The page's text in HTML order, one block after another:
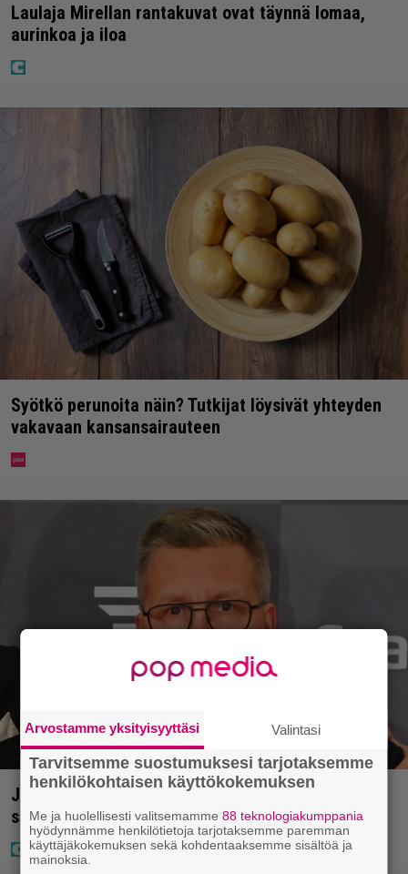
Laulaja Mirellan rantakuvat ovat täynnä lomaa,
aurinkoa ja iloa
Syötkö perunoita näin? Tutkijat löysivät yhteyden
vakavaan kansansairauteen
Jani Sieviseltä harvinainen kuva – ”Kaikki lapset
samaan aikaan”
Arvostamme yksityisyyttäsi Valintasi
Tarvitsemme suostumuksesi tarjotaksemme
henkilökohtaisen käyttökokemuksen
Me ja huolellisesti valitsemamme88 teknologiakumppania
hyödynnämme henkilötietoja tarjotaksemme paremman
käyttäjäkokemuksen sekä kohdentaaksemme sisältöä ja
mainoksia.